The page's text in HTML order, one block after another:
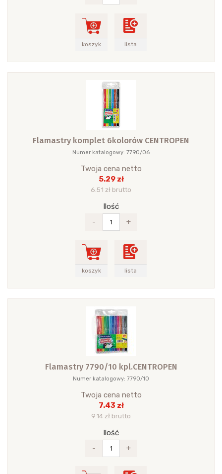
koszyk lista
Flamastry komplet 6kolorów CENTROPEN
Numer katalogowy: 7790/06
Twoja cena netto
5.29 zł
6.51 zł brutto
Ilość
-
+
koszyk lista
Flamastry 7790/10 kpl.CENTROPEN
Numer katalogowy: 7790/10
Twoja cena netto
7.43 zł
9.14 zł brutto
Ilość
-
+